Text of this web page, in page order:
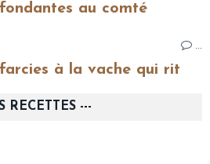
au comté
…
à la vache qui rit
RECETTES ---